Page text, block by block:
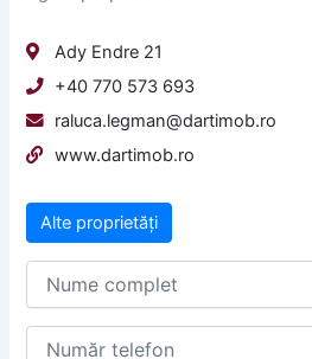
Ady Endre 21
+40 770 573 693
raluca.legman@dartimob.ro
www.dartimob.ro
Alte proprietăți